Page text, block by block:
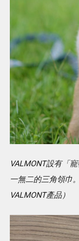
VALMONT設有「
一無二的三角領巾
VALMONT產品）